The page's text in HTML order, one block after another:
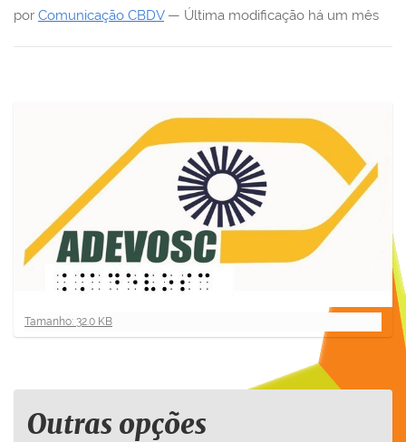
por Comunicação CBDV— Última modificação há um mês
C
l
e
p
Tamanho: 32.0 KB
Outras opções